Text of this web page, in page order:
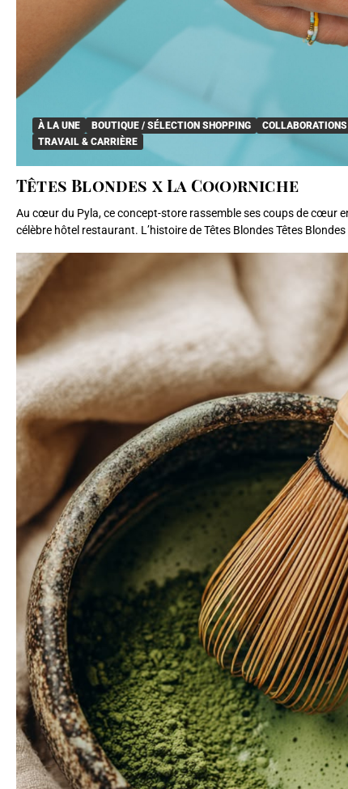
À LA UNE BOUTIQUE / SÉLECTION SHOPPING
TRAVAIL & CARRIÈRE
Têtes Blondes x La Co(o)rniche
Au cœur du Pyla, ce concept-store rassemble ses coups de cœur
célèbre hôtel restaurant. L’histoire de Têtes Blondes Têtes